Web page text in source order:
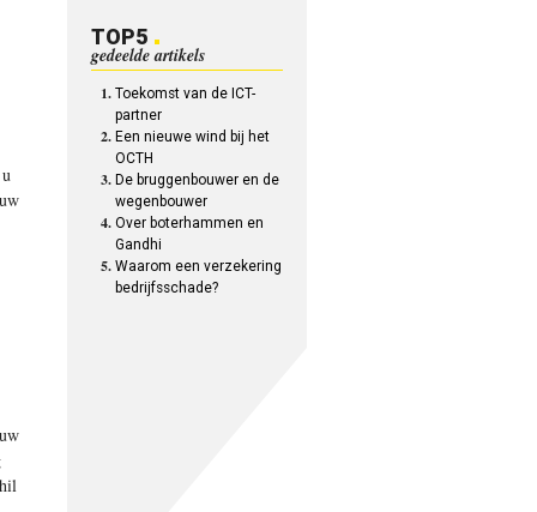
TOP5
gedeelde artikels
Toekomst van de ICT-
partner
Een nieuwe wind bij het
OCTH
De bruggenbouwer en de
wegenbouwer
Over boterhammen en
Gandhi
Waarom een verzekering
bedrijfsschade?